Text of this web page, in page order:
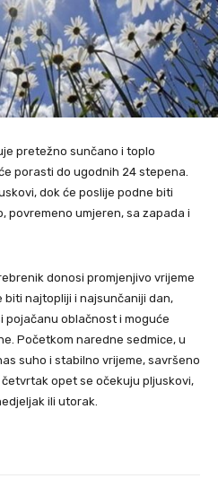
pretežno sunčano i toplo
porasti do ugodnih 24 stepena.
dok će poslije podne biti
povremeno umjeren, sa zapada i
donosi promjenjivo vrijeme
biti najtopliji i najsunčaniji dan,
pojačanu oblačnost i moguće
Početkom naredne sedmice, u
suho i stabilno vrijeme, savršeno
opet se očekuju pljuskovi,
ili utorak.